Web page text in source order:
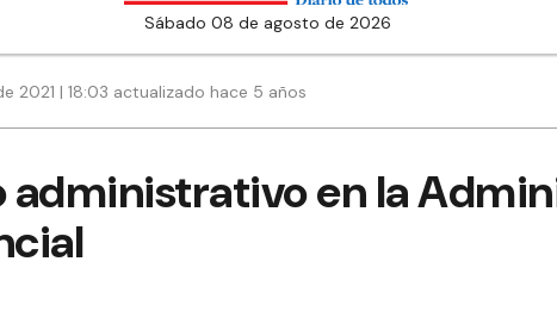
sábado 08 de agosto de 2026
2021 | 18:03 actualizado hace 5 años
administrativo en la